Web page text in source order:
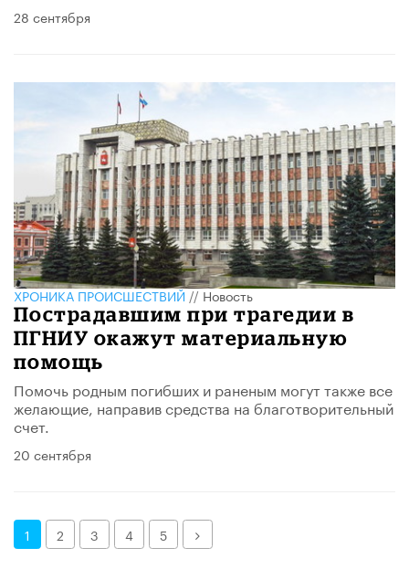
28 сентября
ХРОНИКА ПРОИСШЕСТВИЙ//Новость
Пострадавшим при трагедии в
ПГНИУ окажут материальную
помощь
Помочь родным погибших и раненым могут также все
желающие, направив средства на благотворительный
счет.
20 сентября
1 2 3 4 5 Далее